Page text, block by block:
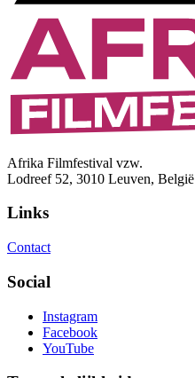
Afrika Filmfestival vzw.
Lodreef 52, 3010 Leuven, België
Links
Contact
Social
Instagram
Facebook
YouTube